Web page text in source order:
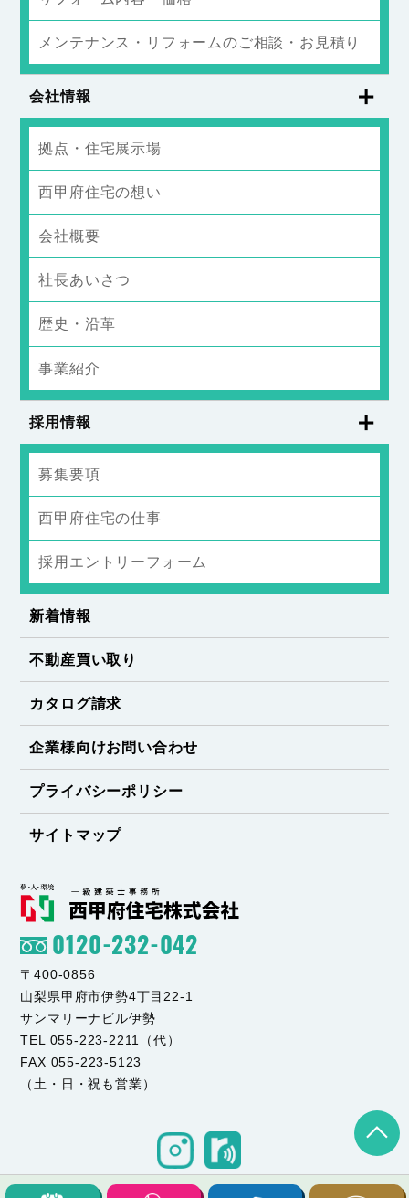
メンテナンス・リフォームのご相談・お見積り
会社情報
拠点・住宅展示場
西甲府住宅の想い
会社概要
社長あいさつ
歴史・沿革
事業紹介
採用情報
募集要項
西甲府住宅の仕事
採用エントリーフォーム
新着情報
不動産買い取り
カタログ請求
企業様向けお問い合わせ
プライバシーポリシー
サイトマップ
0120-232-042
〒400-0856
山梨県甲府市伊勢4丁目22-1
サンマリーナビル伊勢
TEL 055-223-2211（代）
FAX 055-223-5123
（土・日・祝も営業）